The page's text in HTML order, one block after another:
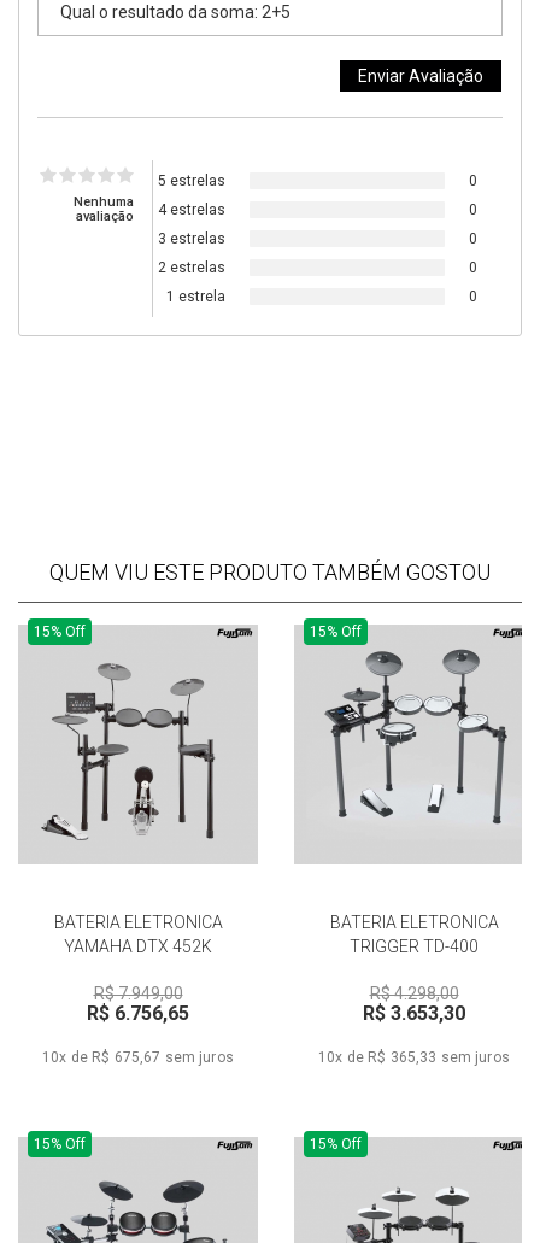
Nenhuma
avaliação
5 estrelas
0
4 estrelas
0
3 estrelas
0
2 estrelas
0
1 estrela
0
QUEM VIU ESTE PRODUTO TAMBÉM GOSTOU
15% Off
BATERIA ELETRONICA
YAMAHA DTX 452K
R$ 7.949,00
R$ 6.756,65
10x de R$ 675,67 sem juros
15% Off
BATERIA ELETRONICA
TRIGGER TD-400
R$ 4.298,00
R$ 3.653,30
10x de R$ 365,33 sem juros
15% Off 15% Off